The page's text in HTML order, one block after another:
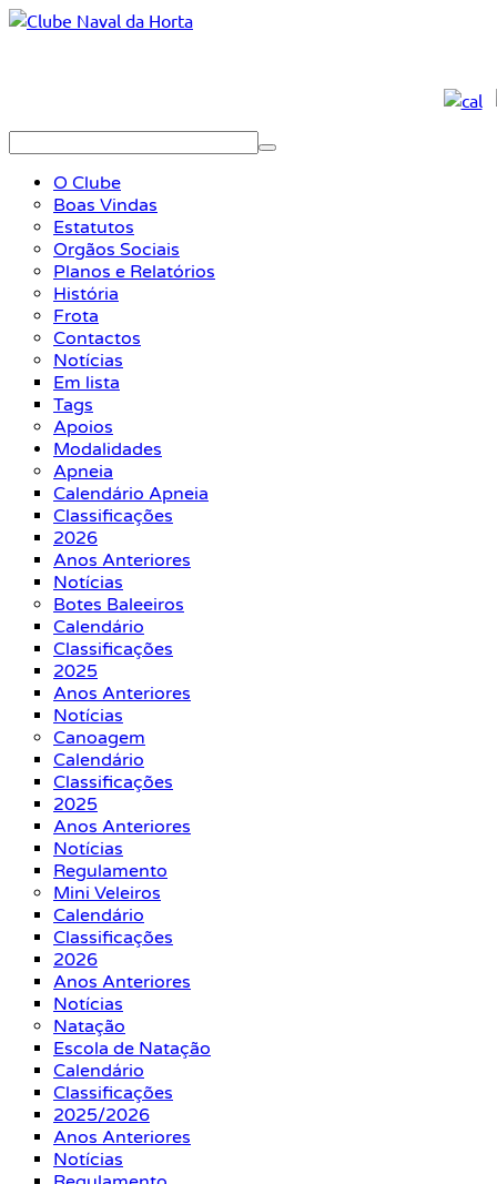
O Clube
Boas Vindas
Estatutos
Orgãos Sociais
Planos e Relatórios
História
Frota
Contactos
Notícias
Em lista
Tags
Apoios
Modalidades
Apneia
Calendário Apneia
Classificações
2026
Anos Anteriores
Notícias
Botes Baleeiros
Calendário
Classificações
2025
Anos Anteriores
Notícias
Canoagem
Calendário
Classificações
2025
Anos Anteriores
Notícias
Regulamento
Mini Veleiros
Calendário
Classificações
2026
Anos Anteriores
Notícias
Natação
Escola de Natação
Calendário
Classificações
2025/2026
Anos Anteriores
Notícias